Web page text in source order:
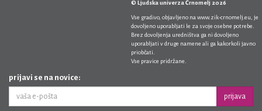
© Ljudska univerza Črnomelj 2026
Vse gradivo, objavljeno na www.zik-crnomelj.eu , je
dovoljeno uporabljati le za svoje osebne potrebe.
Brez dovoljenja uredništva ga ni dovoljeno
uporabljati v druge namene ali ga kakorkoli javno
priobčati.
Vse pravice pridržane.
prijavi se na novice:
prijava